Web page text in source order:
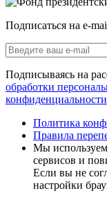
Подписаться на e-
Подписываясь на
обработки
конфиденциальности
Политика
Правила
Мы
сервисов и
Если вы не
настройки